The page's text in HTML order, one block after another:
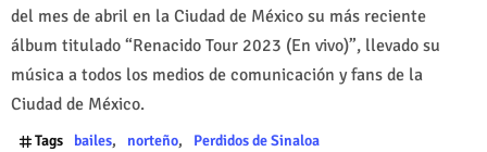
del mes de abril en la Ciudad de México su más reciente
álbum titulado “Renacido Tour 2023 (En vivo)”, llevado su
música a todos los medios de comunicación y fans de la
Ciudad de México.
Tags bailes norteño Perdidos de Sinaloa